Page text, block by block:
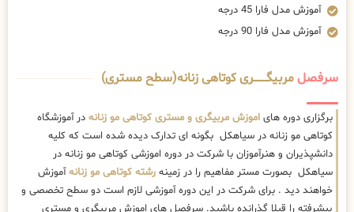
آموزش مدل فارا 45 درجه
آموزش مدل فارا 90 درجه
سرفصلمربیگــــــــری کوتاهی زنانه(سطح مستری)
برگزاری دوره های اموزش مربیگری و مستری کوتاهی مو زنانه در آموزشگاه
کوتاهی مو زنانه در سیاهکل بگونه ای تدارک دیده شده است که کلیه
دانشپذیران و هنرآموزان با شرکت در دوره اموزشی کوتاهی مو زنانه در
سیاهکل بصورت مستر مفاهیم را در زمینه رشته کوتاهی مو زنانهآموزش
خواهند دید . برای شرکت در این دوره آموزشی لازم است دو سطح تخصصی و
پیشرفته را قبلا گذرانده باشید. سرفصل های اموزش مربیگری و مستری